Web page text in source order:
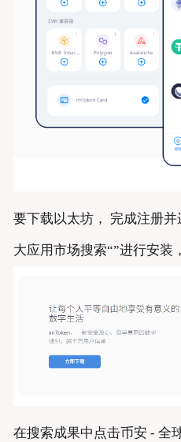
要下载以太坊， 完成注册
大应用市场搜索“”进行安装
在搜索成果中点击币安 - 全